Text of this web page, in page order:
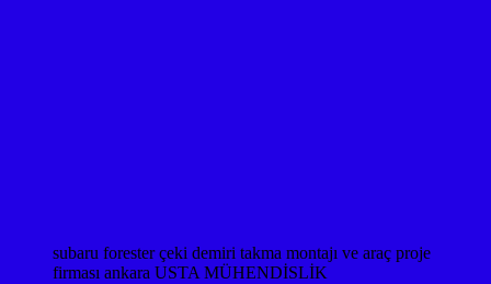
subaru forester çeki demiri takma montajı ve araç proje
firması ankara USTA MÜHENDİSLİK